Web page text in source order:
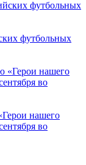
футбольных
нашего
во